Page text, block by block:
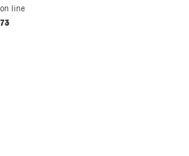
on line
73